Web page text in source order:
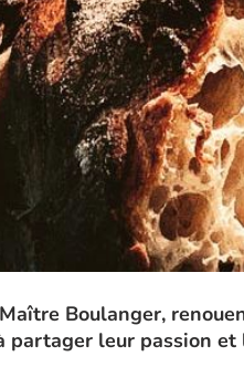
Boulanger,
leur passion